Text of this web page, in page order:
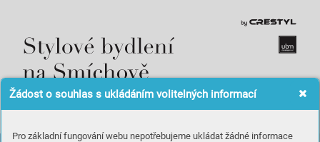
Žádost o souhlas s ukládáním volitelných informací
Pro základní fungování webu nepotřebujeme ukládat žádné informace